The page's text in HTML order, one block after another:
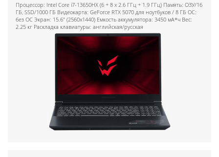
Процессор: Intel Core i7-13650HX (6 + 8 x 2.6 ГГц + 1.9 ГГц) Память: ОЗУ/16
ГБ, SSD/1000 ГБ Видеокарта: GeForce RTX 5070 для ноутбуков / 8 ГБ ОС:
без ОС Экран: 15.6" (2560x1440) Емкость аккумулятора: 3450 мА*ч Вес:
2.25 кг Раскладка клавиатуры: английская/русская